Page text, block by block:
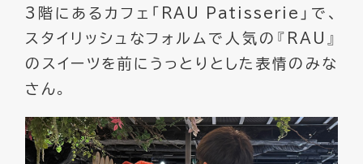
3階にあるカフェ「RAU Patisserie」で、
スタイリッシュなフォルムで人気の『RAU』
のスイーツを前にうっとりとした表情のみな
さん。